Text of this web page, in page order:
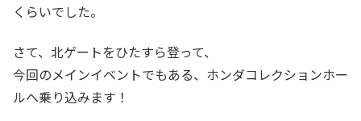
くらいでした。
さて、北ゲートをひたすら登って、
今回のメインイベントでもある、ホンダコレクションホー
ルへ乗り込みます！